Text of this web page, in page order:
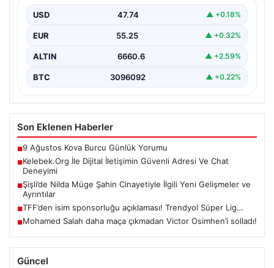
sağlaması büyük bir önem barındırmaktadır.
Günümüzde birçok…
USD 47.74 ▲ +0.18%
EUR 55.25 ▲ +0.32%
ALTIN 6660.6 ▲ +2.59%
BTC 3096092 ▲ +0.22%
Son Eklenen Haberler
■9 Ağustos Kova Burcu Günlük Yorumu
■Kelebek.Org İle Dijital İletişimin Güvenli Adresi Ve Chat
Deneyimi
■Şişli’de Nilda Müge Şahin Cinayetiyle İlgili Yeni Gelişmeler ve
Ayrıntılar
■TFF’den isim sponsorluğu açıklaması! Trendyol Süper Lig…
■Mohamed Salah daha maça çıkmadan Victor Osimhen’i solladı!
Güncel